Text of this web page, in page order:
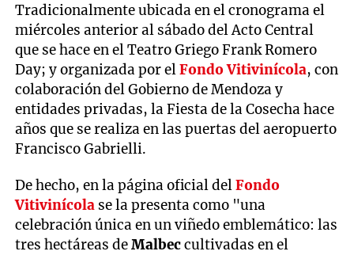
Tradicionalmente ubicada en el cronograma el
miércoles anterior al sábado del Acto Central
que se hace en el Teatro Griego Frank Romero
Day; y organizada por elFondo Vitivinícola, con
colaboración del Gobierno de Mendoza y
entidades privadas, la Fiesta de la Cosecha hace
años que se realiza en las puertas del aeropuerto
Francisco Gabrielli.
De hecho, en la página oficial delFondo
Vitivinícola se la presenta como "una
celebración única en un viñedo emblemático: las
tres hectáreas deMalbeccultivadas en el